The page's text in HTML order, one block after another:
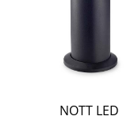
NOTT LED